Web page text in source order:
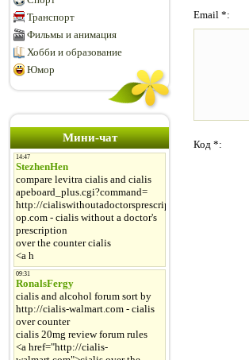
Транспорт
Фильмы и анимация
Хобби и образование
Юмор
Мини-чат
Email *:
Код *: